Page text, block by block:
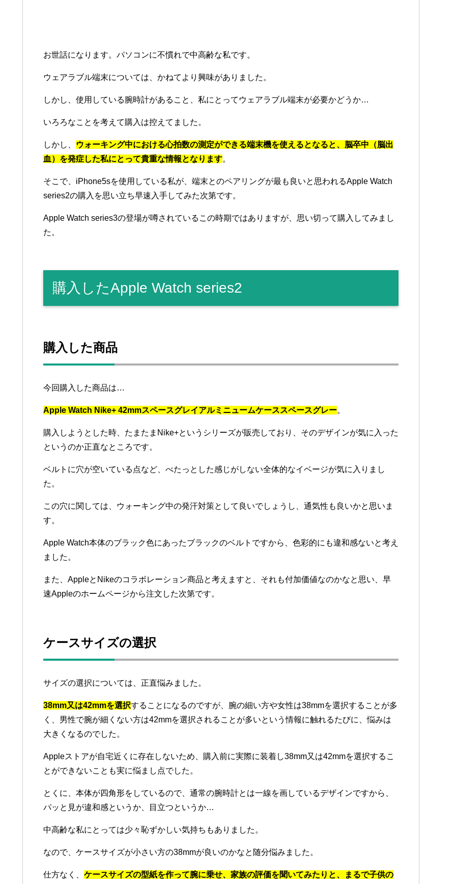
お世話になります。パソコンに不慣れで中高齢な私です。
ウェアラブル端末については、かねてより興味がありました。
しかし、使用している腕時計があること、私にとってウェアラブル端末が必要かどうか…
いろろなことを考えて購入は控えてました。
しかし、
ウォーキング中における心拍数の測定ができる端末機を使えるとなると、脳卒中（脳出
血）を発症した私にとって貴重な情報となります。
そこで、iPhone5sを使用している私が、端末とのペアリングが最も良いと思われるApple Watch
series2の購入を思い立ち早速入手してみた次第です。
Apple Watch series3の登場が噂されているこの時期ではありますが、思い切って購入してみまし
た。
購入したApple Watch series2
購入した商品
今回購入した商品は…
Apple Watch Nike+ 42mmスペースグレイアルミニュームケーススペースグレー。
購入しようとした時、たまたまNike+というシリーズが販売しており、そのデザインが気に入った
というのか正直なところです。
ベルトに穴が空いている点など、べたっとした感じがしない全体的なイベージが気に入りまし
た。
この穴に関しては、ウォーキング中の発汗対策として良いでしょうし、通気性も良いかと思いま
す。
Apple Watch本体のブラック色にあったブラックのベルトですから、色彩的にも違和感ないと考え
ました。
また、AppleとNikeのコラボレーション商品と考えますと、それも付加価値なのかなと思い、早
速Appleのホームページから注文した次第です。
ケースサイズの選択
サイズの選択については、正直悩みました。
38mm又は42mmを選択することになるのですが、腕の細い方や女性は38mmを選択することが多
く、男性で腕が細くない方は42mmを選択されることが多いという情報に触れるたびに、悩みは
大きくなるのでした。
Appleストアが自宅近くに存在しないため、購入前に実際に装着し38mm又は42mmを選択するこ
とができないことも実に悩まし点でした。
とくに、本体が四角形をしているので、通常の腕時計とは一線を画しているデザインですから、
パッと見が違和感というか、目立つというか…
中高齢な私にとっては少々恥ずかしい気持ちもありました。
なので、ケースサイズが小さい方の38mmが良いのかなと随分悩みました。
仕方なく、 ケースサイズの型紙を作って腕に乗せ、家族の評価を聞いてみたりと、まるで子供の